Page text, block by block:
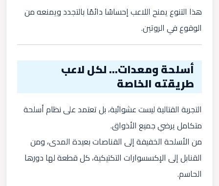
هذا التنوع يمنح اللاعب إحساسًا دائمًا بالتجدد ويمنعه من
الوقوع في الروتين.
أسلحة ومعدات… لكل لاعب
طريقته الخاصة
التجربة القتالية ليست عشوائية، بل تعتمد على نظام أسلحة
متكامل يرضي جميع الأذواق.
من الأسلحة الخفيفة إلى القناصات بعيدة المدى، ومن
القنابل إلى الإكسسوارات التكتيكية، كل قطعة لها دورها
الحاسم.